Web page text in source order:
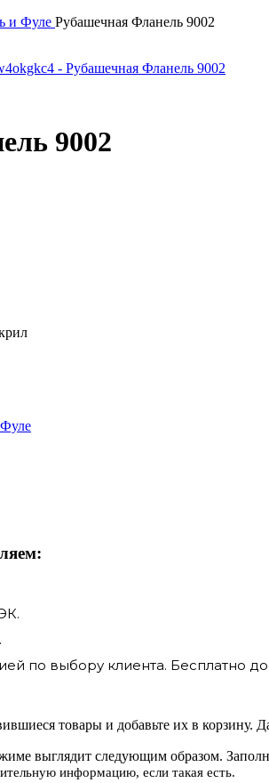
и Фуле Рубашечная Фланель 9002
9002
по выбору клиента. Бесплатно
товары и добавьте их в корзину.
выглядит следующим образом.
информацию, если такая есть.